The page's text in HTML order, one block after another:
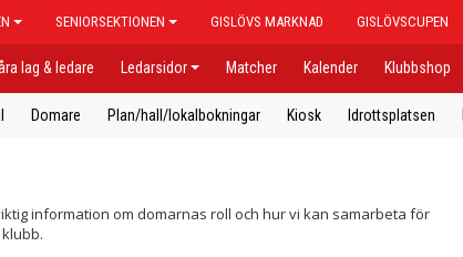
SENIORSEKTIONEN GISLÖVS MARKNAD GISLÖVSCUPEN
lag & ledare Ledarsidor Matcher Kalender Klubbshop
Domare Plan/hall/lokalbokningar Kiosk Idrottsplatsen
information om domarnas roll och hur vi kan samarbeta för